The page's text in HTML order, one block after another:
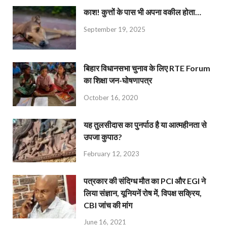
काश! कुत्तों के पास भी अपना वकील होता…
September 19, 2025
बिहार विधानसभा चुनाव के लिए RTE Forum
का शिक्षा जन-घोषणापत्र
October 16, 2020
यह तुलसीदास का पुनर्पाठ है या आत्महीनता से
उपजा कुपाठ?
February 12, 2023
पत्रकार की संदिग्ध मौत का PCI और EGI ने
लिया संज्ञान, यूनियनें रोष में, विपक्ष सक्रिय,
CBI जांच की मांग
June 16, 2021